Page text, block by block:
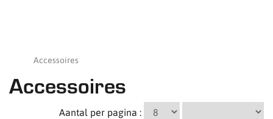
Accessoires
Accessoires
Aantal per pagina :